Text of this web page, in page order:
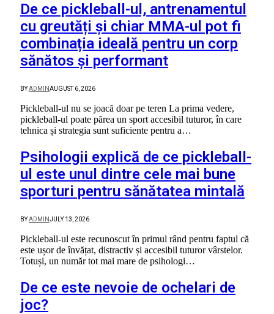
De ce pickleball-ul, antrenamentul
cu greutăți și chiar MMA-ul pot fi
combinația ideală pentru un corp
sănătos și performant
BYADMINAUGUST 6, 2026
Pickleball-ul nu se joacă doar pe teren La prima vedere,
pickleball-ul poate părea un sport accesibil tuturor, în care
tehnica și strategia sunt suficiente pentru a…
Psihologii explică de ce pickleball-
ul este unul dintre cele mai bune
sporturi pentru sănătatea mintală
BYADMINJULY 13, 2026
Pickleball-ul este recunoscut în primul rând pentru faptul că
este ușor de învățat, distractiv și accesibil tuturor vârstelor.
Totuși, un număr tot mai mare de psihologi…
De ce este nevoie de ochelari de
joc?